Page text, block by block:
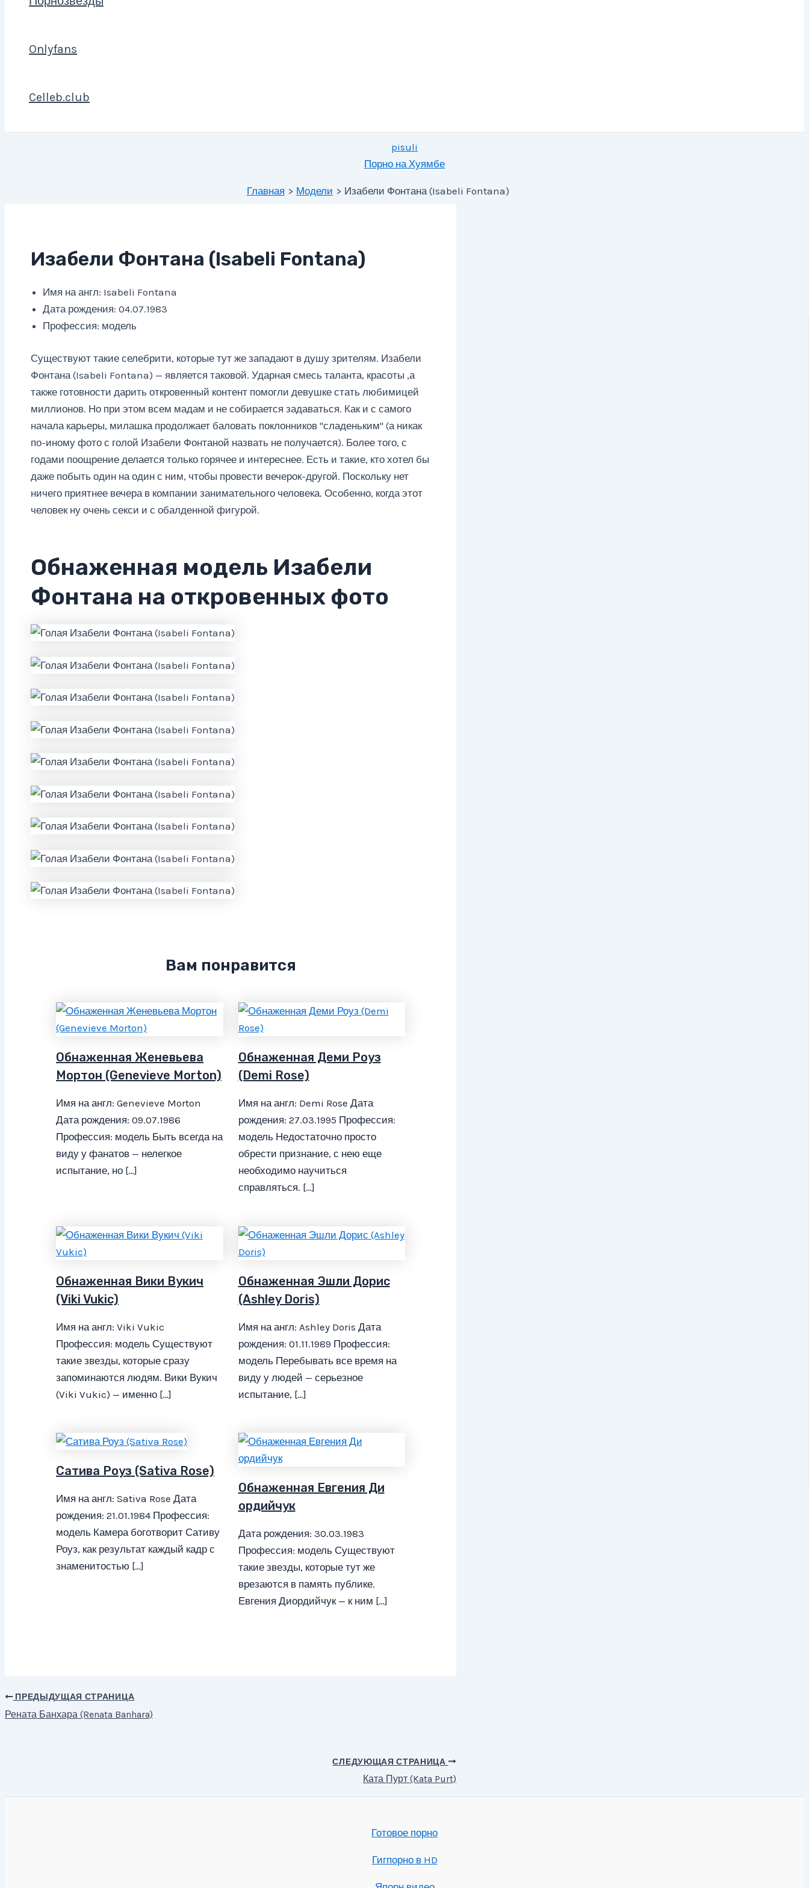
Onlyfans
Celleb.club
pisuli
Порно на Хуямбе
Главная Модели Изабели Фонтана (Isabeli Fontana)
Изабели Фонтана (Isabeli Fontana)
Имя на англ: Isabeli Fontana
Дата рождения: 04.07.1983
Профессия: модель
Существуют такие селебрити, которые тут же западают в душу зрителям. Изабели
Фонтана (Isabeli Fontana) — является таковой. Ударная смесь таланта, красоты ,а
также готовности дарить откровенный контент помогли девушке стать любимицей
миллионов. Но при этом всем мадам и не собирается задаваться. Как и с самого
начала карьеры, милашка продолжает баловать поклонников "сладеньким" (а никак
по-иному фото с голой Изабели Фонтаной назвать не получается). Более того, с
годами поощрение делается только горячее и интереснее. Есть и такие, кто хотел бы
даже побыть один на один с ним, чтобы провести вечерок-другой. Поскольку нет
ничего приятнее вечера в компании занимательного человека. Особенно, когда этот
человек ну очень секси и с обалденной фигурой.
Обнаженная модель Изабели
Фонтана на откровенных фото
Вам понравится
Обнаженная Женевьева
Мортон (Genevieve Morton)
Имя на англ: Genevieve Morton
Дата рождения: 09.07.1986
Профессия: модель Быть всегда на
виду у фанатов — нелегкое
испытание, но […]
Обнаженная Деми Роуз
(Demi Rose)
Имя на англ: Demi Rose Дата
рождения: 27.03.1995 Профессия:
модель Недостаточно просто
обрести признание, с нею еще
необходимо научиться
справляться. […]
Обнаженная Вики Вукич
(Viki Vukic)
Имя на англ: Viki Vukic
Профессия: модель Существуют
такие звезды, которые сразу
запоминаются людям. Вики Вукич
(Viki Vukic) — именно […]
Обнаженная Эшли Дорис
(Ashley Doris)
Имя на англ: Ashley Doris Дата
рождения: 01.11.1989 Профессия:
модель Перебывать все время на
виду у людей — серьезное
испытание, […]
Сатива Роуз (Sativa Rose)
Имя на англ: Sativa Rose Дата
рождения: 21.01.1984 Профессия:
модель Камера боготворит Сативу
Роуз, как результат каждый кадр с
знаменитостью […]
Обнаженная Евгения Ди
ордийчук
Дата рождения: 30.03.1983
Профессия: модель Существуют
такие звезды, которые тут же
врезаются в память публике.
Евгения Диордийчук — к ним […]
Навигация
по
ПРЕДЫДУЩАЯ СТРАНИЦА
Рената Банхара (Renata Banhara)
СЛЕДУЮЩАЯ СТРАНИЦА
Ката Пурт (Kata Purt)
Готовое порно
Гигпорно в HD